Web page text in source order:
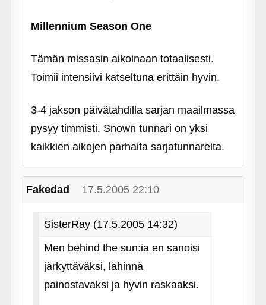
Millennium Season One
Tämän missasin aikoinaan totaalisesti.
Toimii intensiivi katseltuna erittäin hyvin.
3-4 jakson päivätahdilla sarjan maailmassa
pysyy timmisti. Snown tunnari on yksi
kaikkien aikojen parhaita sarjatunnareita.
Fakedad 17.5.2005 22:10
SisterRay (17.5.2005 14:32)
Men behind the sun:ia en sanoisi
järkyttäväksi, lähinnä
painostavaksi ja hyvin raskaaksi.